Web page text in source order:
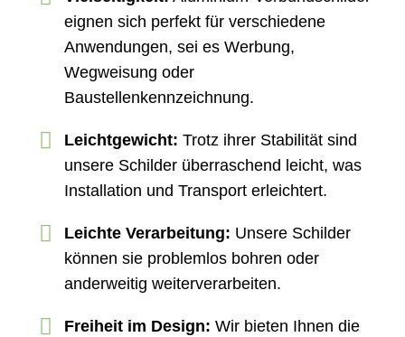
eignen sich perfekt für verschiedene
Anwendungen, sei es Werbung,
Wegweisung oder
Baustellenkennzeichnung.
Leichtgewicht:Trotz ihrer Stabilität sind
unsere Schilder überraschend leicht, was
Installation und Transport erleichtert.
Leichte Verarbeitung: Unsere Schilder
können sie problemlos bohren oder
anderweitig weiterverarbeiten.
Freiheit im Design:Wir bieten Ihnen die